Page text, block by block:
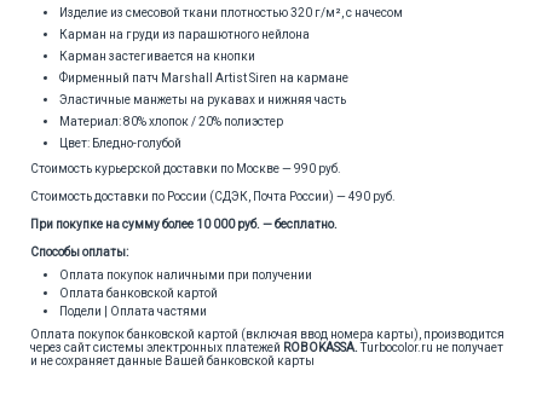
Изделие из смесовой ткани плотностью 320 г/м², с начесом
Карман на груди из парашютного нейлона
Карман застегивается на кнопки
Фирменный патч Marshall Artist Siren на кармане
Эластичные манжеты на рукавах и нижняя часть
Материал: 80% хлопок / 20% полиэстер
Цвет: Бледно-голубой
Стоимость курьерской доставки по Москве — 990 руб.
Стоимость доставки по России (СДЭК, Почта России) — 490 руб.
При покупке на сумму более 10 000 руб. — бесплатно.
Способы оплаты:
Оплата покупок наличными при получении
Оплата банковской картой
Подели | Оплата частями
Оплата покупок банковской картой (включая ввод номера карты), производится
через сайт системы электронных платежей ROBOKASSA.Turbocolor.ru не получает
и не сохраняет данные Вашей банковской карты